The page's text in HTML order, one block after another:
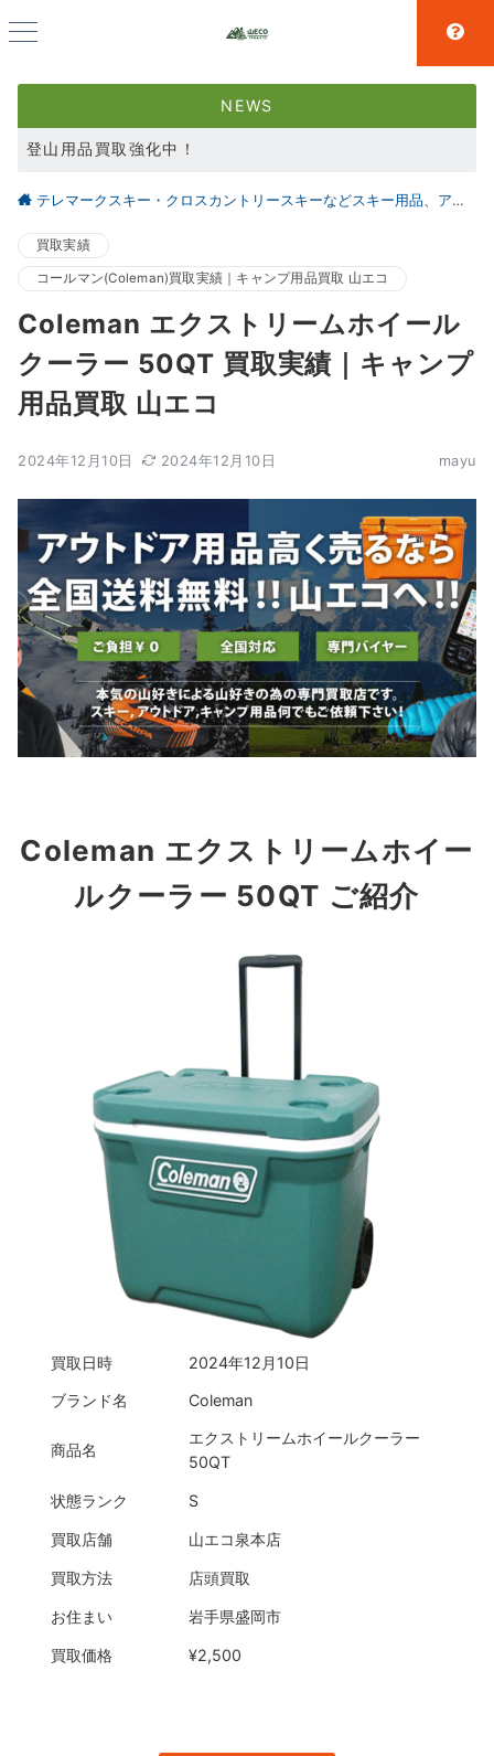
NEWS
登山用品買取強化中！
スキー用品買取強化中！
テレマークスキー・クロスカントリースキーなどスキー用品、アウトドア、キャンプ用品の買取なら仙台の【山とエコ】
買取実績
コールマン(Coleman)買取実績｜キャンプ用品買取 山エコ
Coleman エクストリームホイール
クーラー 50QT 買取実績｜キャンプ
用品買取 山エコ
2024年12月10日 2024年12月10日 mayu
Coleman エクストリームホイー
ルクーラー 50QT ご紹介
買取日時
2024年12月10日
ブランド名
Coleman
商品名
エクストリームホイールクーラー
50QT
状態ランク S
買取店舗 山エコ泉本店
買取方法 店頭買取
お住まい 岩手県盛岡市
買取価格 ¥2,500